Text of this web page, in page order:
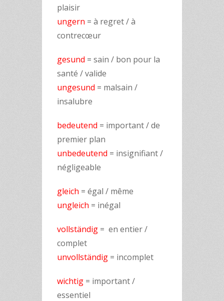
plaisir
ungern = à regret / à
contrecœur
gesund = sain / bon pour la
santé / valide
ungesund = malsain /
insalubre
bedeutend = important / de
premier plan
unbedeutend = insignifiant /
négligeable
gleich = égal / même
ungleich = inégal
vollständig = en entier /
complet
unvollständig = incomplet
wichtig = important /
essentiel